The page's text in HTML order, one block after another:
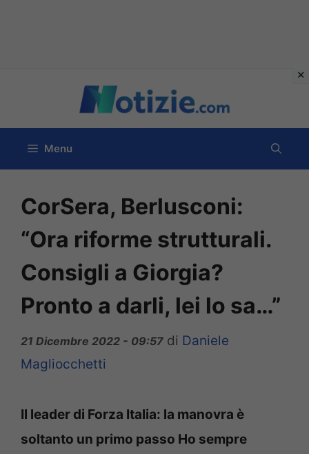
contenuto
Menu
CorSera, Berlusconi:
“Ora riforme strutturali.
Consigli a Giorgia?
Pronto a darli, lei lo sa…”
21 Dicembre 2022 - 09:57 di Daniele
Magliocchetti
Il leader di Forza Italia: la manovra è
soltanto un primo passo Ho sempre